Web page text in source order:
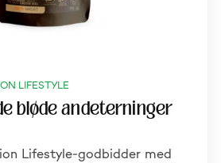
LIFESTYLE
bløde andeterninger
Lifestyle-godbidder med